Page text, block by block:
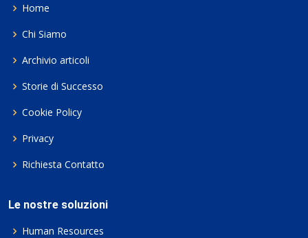
Home
Chi Siamo
Archivio articoli
Storie di Successo
Cookie Policy
Privacy
Richiesta Contatto
Le nostre soluzioni
Human Resources